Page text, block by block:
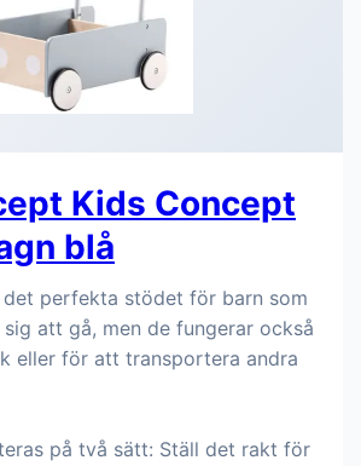
Kids Concept
blå
perfekta stödet för barn som
att gå, men de fungerar också
eller för att transportera andra
på två sätt: Ställ det rakt för